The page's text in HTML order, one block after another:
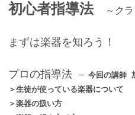
初心者指導法～クラ
まずは楽器を知ろう！
プロの指導法
─ 今回の講師
＞生徒が使っている楽器について
＞楽器の扱い方